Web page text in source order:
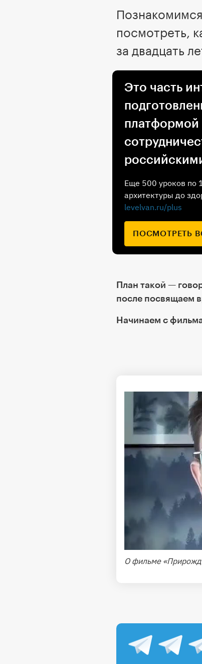
посмотреть,
за двадцать
Это часть
платформой
Еще 500 уроков по
архитектуры до
levelvan.ru/plus
ПОСМОТРЕТЬ
План такой —
после посвящаем
Начинаем с
О фильме